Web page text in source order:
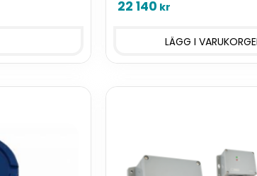
22 140 kr